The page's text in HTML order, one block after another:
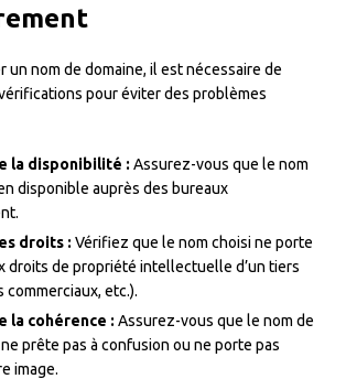
un nom de domaine, il est nécessaire de
pour éviter des problèmes
la disponibilité : Assurez-vous que le nom
disponible auprès des bureaux
droits : Vérifiez que le nom choisi ne porte
droits de propriété intellectuelle d’un tiers
commerciaux, etc.).
la cohérence : Assurez-vous que le nom de
prête pas à confusion ou ne porte pas
image.